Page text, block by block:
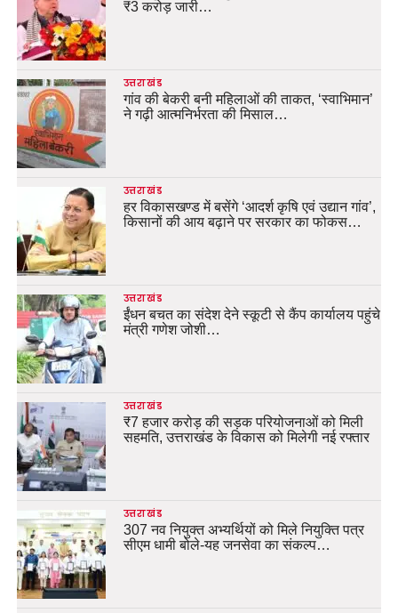
₹3 करोड़ जारी…
उत्तराखंड
गांव की बेकरी बनी महिलाओं की ताकत, ‘स्वाभिमान’
ने गढ़ी आत्मनिर्भरता की मिसाल…
उत्तराखंड
हर विकासखण्ड में बसेंगे ‘आदर्श कृषि एवं उद्यान गांव’,
किसानों की आय बढ़ाने पर सरकार का फोकस…
उत्तराखंड
ईंधन बचत का संदेश देने स्कूटी से कैंप कार्यालय पहुंचे
मंत्री गणेश जोशी…
उत्तराखंड
₹7 हजार करोड़ की सड़क परियोजनाओं को मिली
सहमति, उत्तराखंड के विकास को मिलेगी नई रफ्तार
उत्तराखंड
307 नव नियुक्त अभ्यर्थियों को मिले नियुक्ति पत्र
सीएम धामी बोले-यह जनसेवा का संकल्प…